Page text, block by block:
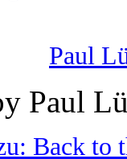
Paul
Paul
Back to